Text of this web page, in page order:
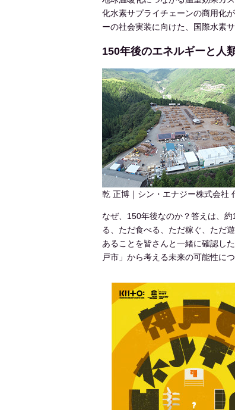
化水素サプライチェーンの商用化
ーの社会実装に向けた、国際水素
150年後のエネルギーと人
乾 正博｜シン・エナジー株式会社
なぜ、150年後なのか？答えは、
る、ただ食べる、ただ稼ぐ、ただ
あることを皆さんと一緒に確認し
戸市」から考える未来の可能性に